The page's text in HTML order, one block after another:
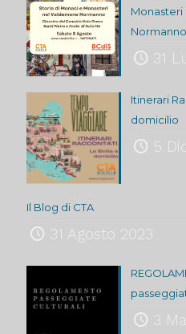
Monasteri
Normanno
31
Itinerari
domicilio
5
Il Blog di CTA
31 Agosto 2023
3